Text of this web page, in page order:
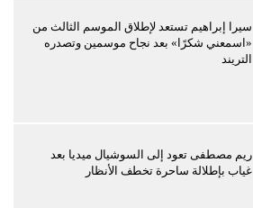
سيرا إبراهيم تستعد لإطلاق الموسم الثالث من
«اسمعني شكرًا» بعد نجاح موسمين وتصدره
التريند
ريم مصطفى تعود إلى السوشيال ميديا بعد
غياب بإطلالة ساحرة تخطف الأنظار